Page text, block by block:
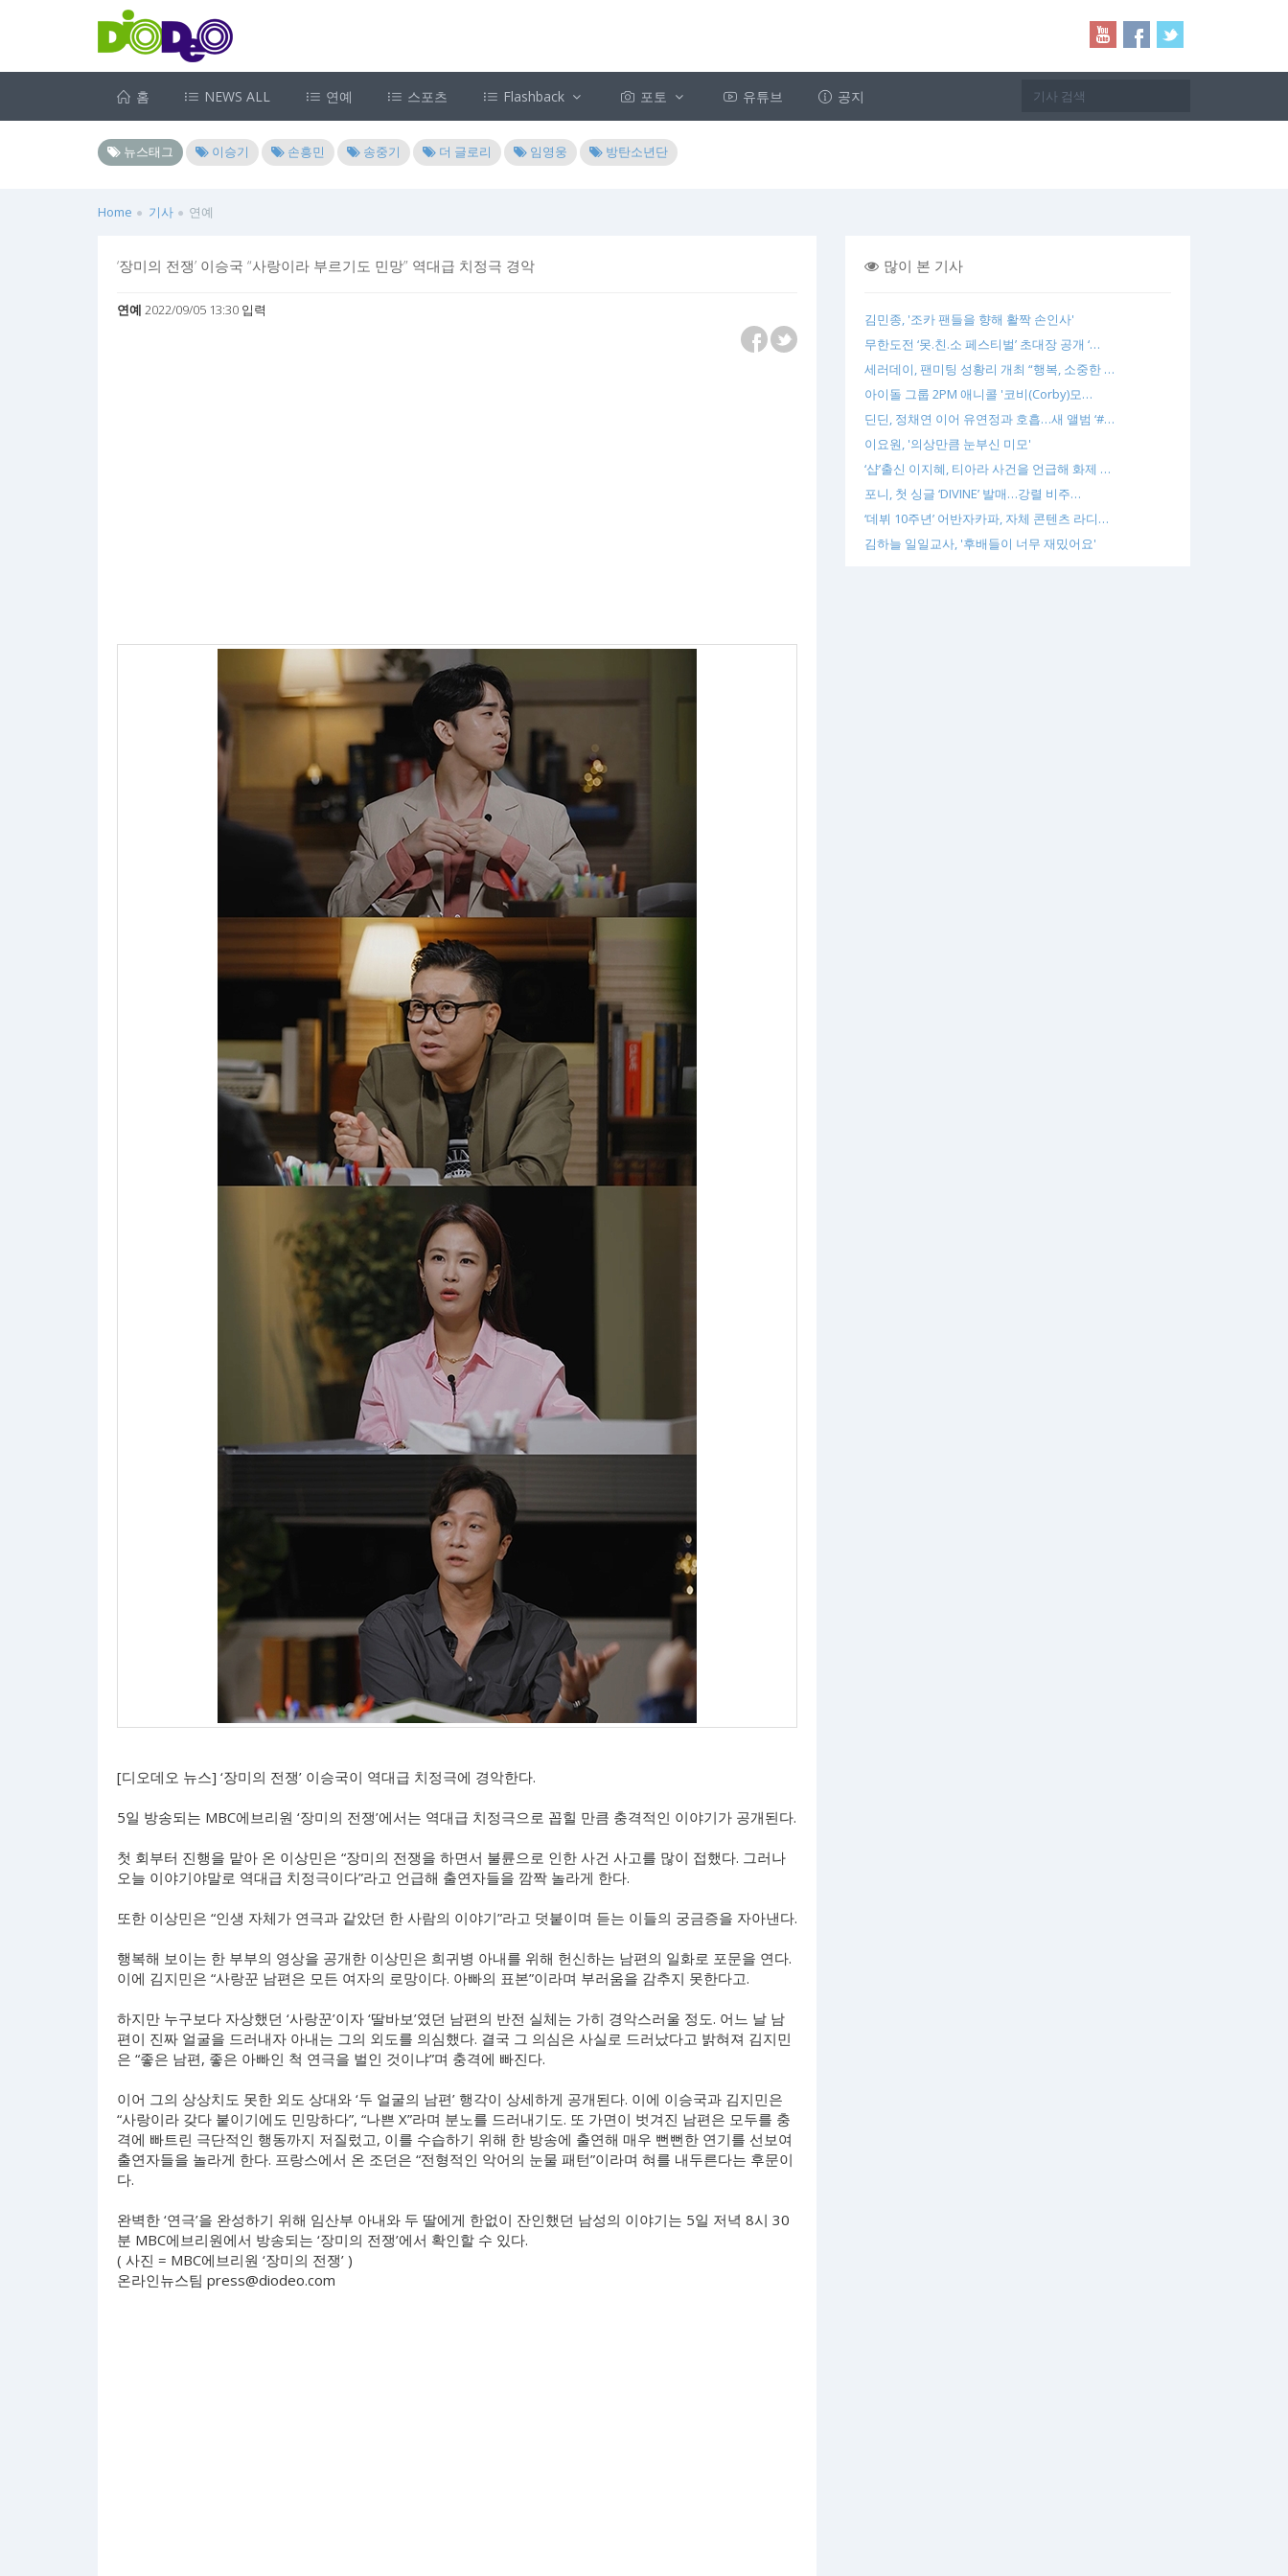
홈 NEWS ALL 연예 스포츠 Flashback 포토 유튜브 공지
뉴스태그 이승기 손흥민 송중기 더 글로리 임영웅 방탄소년단
Home 기사 연예
‘장미의 전쟁’ 이승국 “사랑이라 부르기도 민망” 역대급 치정극 경악
연예 2022/09/05 13:30 입력
[디오데오 뉴스] ‘장미의 전쟁’ 이승국이 역대급 치정극에 경악한다.
5일 방송되는 MBC에브리원 ‘장미의 전쟁’에서는 역대급 치정극으로 꼽힐 만큼 충격적인 이야기가 공개된다.
첫 회부터 진행을 맡아 온 이상민은 “장미의 전쟁을 하면서 불륜으로 인한 사건 사고를 많이 접했다. 그러나
오늘 이야기야말로 역대급 치정극이다”라고 언급해 출연자들을 깜짝 놀라게 한다.
또한 이상민은 “인생 자체가 연극과 같았던 한 사람의 이야기”라고 덧붙이며 듣는 이들의 궁금증을 자아낸다.
행복해 보이는 한 부부의 영상을 공개한 이상민은 희귀병 아내를 위해 헌신하는 남편의 일화로 포문을 연다.
이에 김지민은 “사랑꾼 남편은 모든 여자의 로망이다. 아빠의 표본”이라며 부러움을 감추지 못한다고.
하지만 누구보다 자상했던 ‘사랑꾼’이자 ‘딸바보’였던 남편의 반전 실체는 가히 경악스러울 정도. 어느 날 남
편이 진짜 얼굴을 드러내자 아내는 그의 외도를 의심했다. 결국 그 의심은 사실로 드러났다고 밝혀져 김지민
은 “좋은 남편, 좋은 아빠인 척 연극을 벌인 것이냐”며 충격에 빠진다.
이어 그의 상상치도 못한 외도 상대와 ‘두 얼굴의 남편’ 행각이 상세하게 공개된다. 이에 이승국과 김지민은
“사랑이라 갖다 붙이기에도 민망하다”, “나쁜 X”라며 분노를 드러내기도. 또 가면이 벗겨진 남편은 모두를 충
격에 빠트린 극단적인 행동까지 저질렀고, 이를 수습하기 위해 한 방송에 출연해 매우 뻔뻔한 연기를 선보여
출연자들을 놀라게 한다. 프랑스에서 온 조던은 “전형적인 악어의 눈물 패턴”이라며 혀를 내두른다는 후문이
다.
완벽한 ‘연극’을 완성하기 위해 임산부 아내와 두 딸에게 한없이 잔인했던 남성의 이야기는 5일 저녁 8시 30
분 MBC에브리원에서 방송되는 ‘장미의 전쟁’에서 확인할 수 있다.
( 사진 = MBC에브리원 ‘장미의 전쟁’ )
온라인뉴스팀 press@diodeo.com
많이 본 기사
김민종, '조카 팬들을 향해 활짝 손인사'
무한도전 ‘못.친.소 페스티벌’ 초대장 공개 ‘…
세러데이, 팬미팅 성황리 개최 “행복, 소중한 …
아이돌 그룹 2PM 애니콜 '코비(Corby)모…
딘딘, 정채연 이어 유연정과 호흡…새 앨범 ‘#…
이요원, '의상만큼 눈부신 미모'
‘샵’출신 이지혜, 티아라 사건을 언급해 화제 …
포니, 첫 싱글 ‘DIVINE’ 발매…강렬 비주…
‘데뷔 10주년’ 어반자카파, 자체 콘텐츠 라디…
김하늘 일일교사, '후배들이 너무 재밌어요'